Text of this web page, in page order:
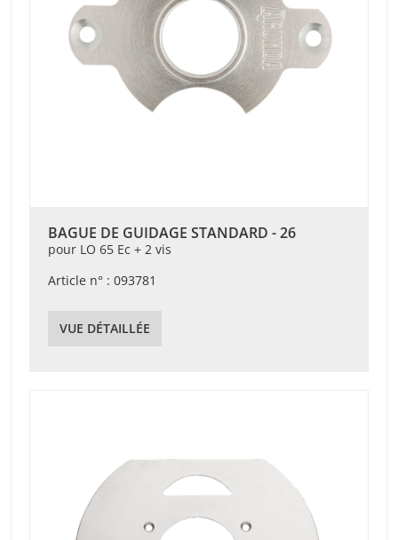
BAGUE DE GUIDAGE STANDARD - 26
pour LO 65 Ec + 2 vis
Article n° : 093781
VUE DÉTAILLÉE